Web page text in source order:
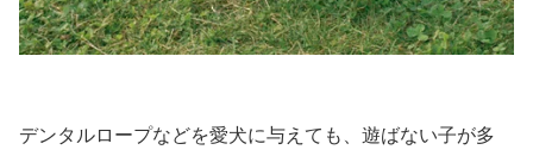
デンタルロープなどを愛犬に与えても、遊ばない子が多